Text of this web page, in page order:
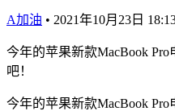
A加油 • 2021年10月23日
今年的苹果新款MacBook
吧！
今年的苹果新款MacBook